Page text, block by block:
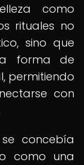
como
rituales no
sino que
forma de
permitiendo
con
concebía
como una